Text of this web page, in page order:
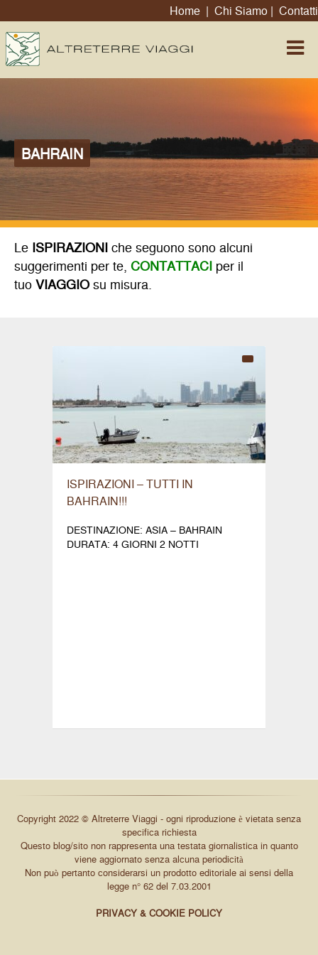
Home | Chi Siamo | Contatti
BAHRAIN
Le ISPIRAZIONIche seguono sono alcuni
suggerimenti per te, CONTATTACI per il
tuoVIAGGIOsu misura.
ISPIRAZIONI – TUTTI IN
BAHRAIN!!!
DESTINAZIONE: ASIA – BAHRAIN
DURATA: 4 GIORNI 2 NOTTI
Copyright 2022 © Altreterre Viaggi - ogni riproduzione è vietata senza
specifica richiesta
Questo blog/sito non rappresenta una testata giornalistica in quanto
viene aggiornato senza alcuna periodicità
Non può pertanto considerarsi un prodotto editoriale ai sensi della
legge n° 62 del 7.03.2001
PRIVACY & COOKIE POLICY